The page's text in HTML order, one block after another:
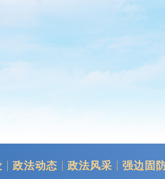
政法动态 政法风采 强边固